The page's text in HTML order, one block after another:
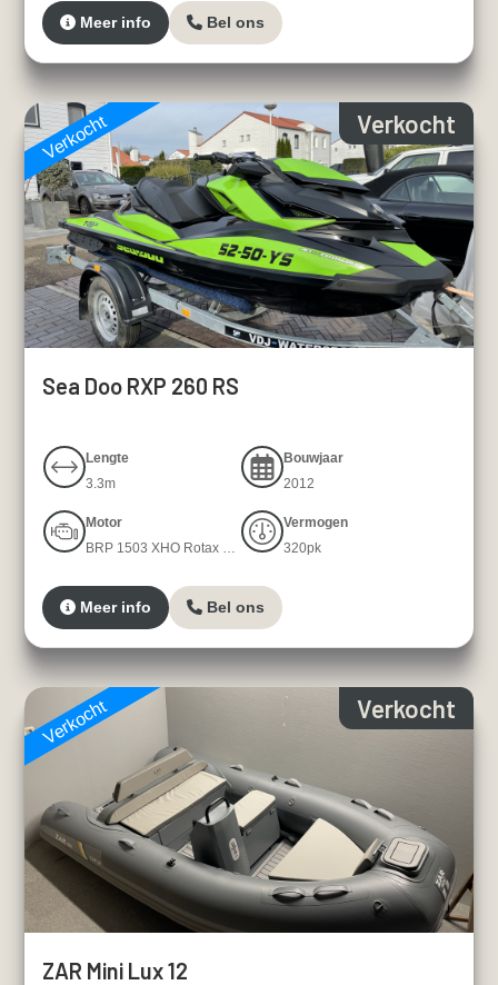
Meer info Bel ons
Verkocht
Verkocht
Sea Doo RXP 260 RS
Lengte
3.3m
Bouwjaar
2012
Motor
BRP 1503 XHO Rotax 4-TEC four-stroke
Vermogen
320pk
Meer info Bel ons
Verkocht
Verkocht
ZAR Mini Lux 12